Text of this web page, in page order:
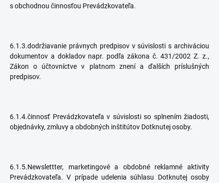
s obchodnou činnosťou Prevádzkovateľa.
6.1.3.dodržiavanie právnych predpisov v súvislosti s archiváciou
dokumentov a dokladov napr. podľa zákona č. 431/2002 Z. z.,
Zákon o účtovníctve v platnom znení a ďalších príslušných
predpisov.
6.1.4.činnosť Prevádzkovateľa v súvislosti so splnením žiadosti,
objednávky, zmluvy a obdobných inštitútov Dotknutej osoby.
6.1.5.Newslettter, marketingové a obdobné reklamné aktivity
Prevádzkovateľa. V prípade udelenia súhlasu Dotknutej osoby